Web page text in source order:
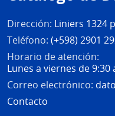
Dirección: Liniers 1324
Teléfono: (+598) 2901
Horario de atención:
Lunes a viernes de 9:30
Correo electrónico:
Contacto